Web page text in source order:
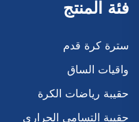
فئة المنتج
سترة كرة قدم
واقيات الساق
حقيبة رياضات الكرة
حقيبة التسامي الحراري